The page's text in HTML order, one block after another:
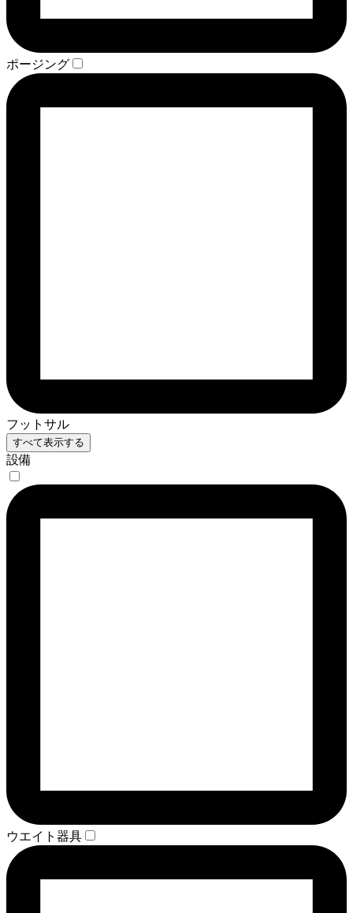
ポージング
フットサル
すべて表示する
設備
ウエイト器具